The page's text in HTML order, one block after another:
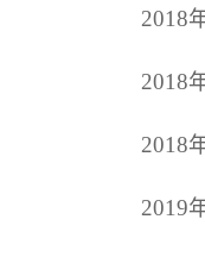
2018
2018
2018
2019